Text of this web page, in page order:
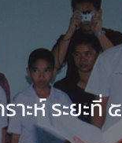
าะห์ ระยะที่ ๕